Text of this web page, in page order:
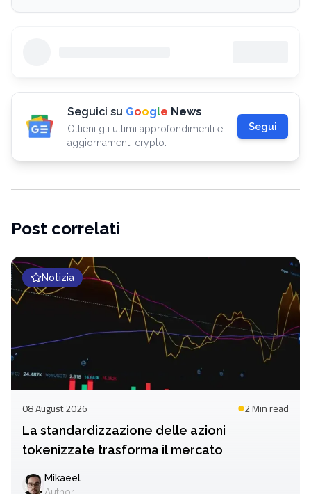
Seguici su Google News
Ottieni gli ultimi approfondimenti e
aggiornamenti crypto.
Segui
Post correlati
Notizia
08 August 2026 2 Minread
La standardizzazione delle azioni
tokenizzate trasforma il mercato
Mikaeel
Author